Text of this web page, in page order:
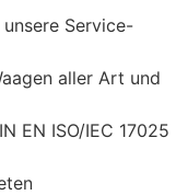
Service-
aller Art und
EN ISO/IEC 17025